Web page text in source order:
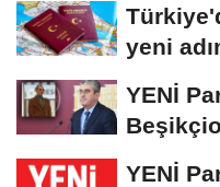
yeni
YENİ
YENİ